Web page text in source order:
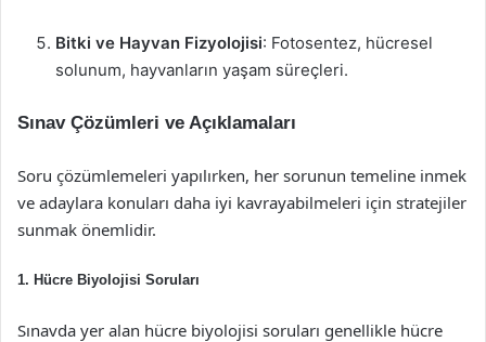
Bitki ve Hayvan Fizyolojisi: Fotosentez, hücresel
solunum, hayvanların yaşam süreçleri.
Sınav Çözümleri ve Açıklamaları
Soru çözümlemeleri yapılırken, her sorunun temeline inmek
ve adaylara konuları daha iyi kavrayabilmeleri için stratejiler
sunmak önemlidir.
1. Hücre Biyolojisi Soruları
Sınavda yer alan hücre biyolojisi soruları genellikle hücre